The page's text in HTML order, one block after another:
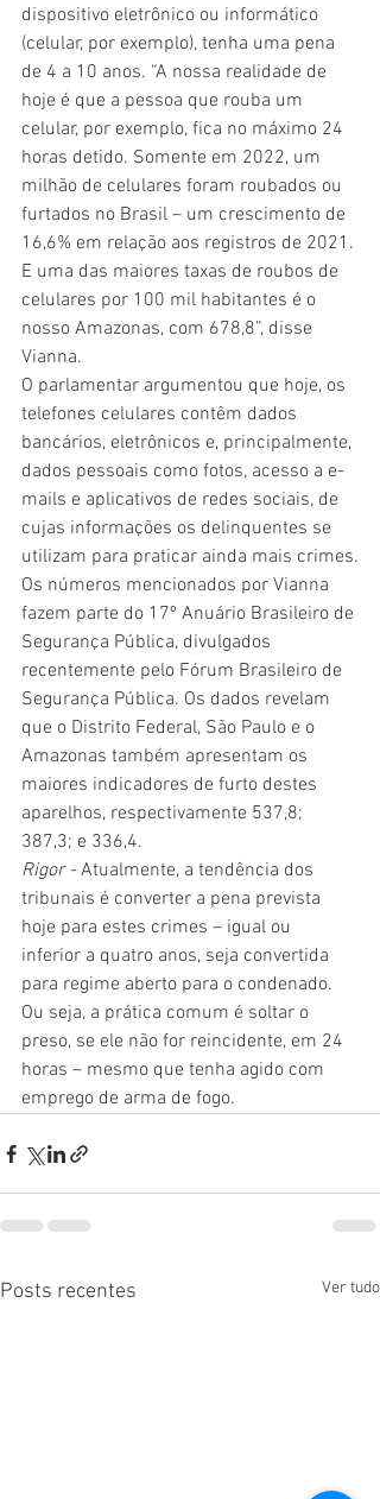
dispositivo eletrônico ou informático
(celular, por exemplo), tenha uma pena
de 4 a 10 anos. “A nossa realidade de
hoje é que a pessoa que rouba um
celular, por exemplo, fica no máximo 24
horas detido. Somente em 2022, um
milhão de celulares foram roubados ou
furtados no Brasil – um crescimento de
16,6% em relação aos registros de 2021.
E uma das maiores taxas de roubos de
celulares por 100 mil habitantes é o
nosso Amazonas, com 678,8”, disse
Vianna.
O parlamentar argumentou que hoje, os
telefones celulares contêm dados
bancários, eletrônicos e, principalmente,
dados pessoais como fotos, acesso a e-
mails e aplicativos de redes sociais, de
cujas informações os delinquentes se
utilizam para praticar ainda mais crimes.
Os números mencionados por Vianna
fazem parte do 17º Anuário Brasileiro de
Segurança Pública, divulgados
recentemente pelo Fórum Brasileiro de
Segurança Pública. Os dados revelam
que o Distrito Federal, São Paulo e o
Amazonas também apresentam os
maiores indicadores de furto destes
aparelhos, respectivamente 537,8;
387,3; e 336,4.
Rigor - Atualmente, a tendência dos
tribunais é converter a pena prevista
hoje para estes crimes – igual ou
inferior a quatro anos, seja convertida
para regime aberto para o condenado.
Ou seja, a prática comum é soltar o
preso, se ele não for reincidente, em 24
horas – mesmo que tenha agido com
emprego de arma de fogo.
Posts recentes Ver tudo